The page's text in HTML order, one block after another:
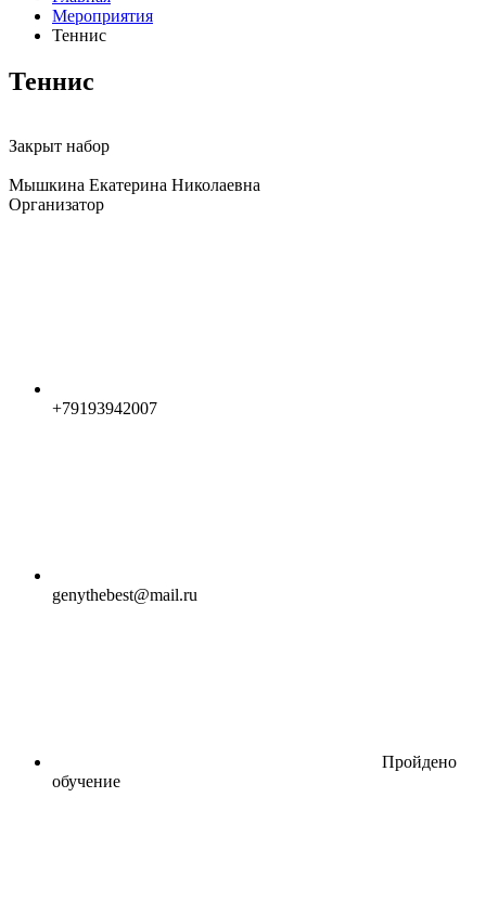
Мероприятия
Теннис
Теннис
Закрыт набор
Мышкина Екатерина Николаевна
Организатор
+79193942007
genythebest@mail.ru
Пройдено
обучение